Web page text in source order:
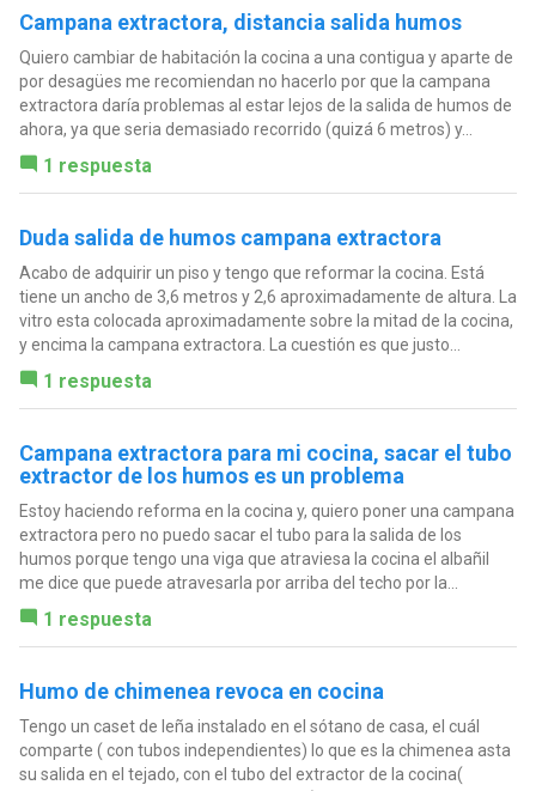
Campana extractora, distancia salida humos
Quiero cambiar de habitación la cocina a una contigua y aparte de
por desagües me recomiendan no hacerlo por que la campana
extractora daría problemas al estar lejos de la salida de humos de
ahora, ya que seria demasiado recorrido (quizá 6 metros) y...
1 respuesta
Duda salida de humos campana extractora
Acabo de adquirir un piso y tengo que reformar la cocina. Está
tiene un ancho de 3,6 metros y 2,6 aproximadamente de altura. La
vitro esta colocada aproximadamente sobre la mitad de la cocina,
y encima la campana extractora. La cuestión es que justo...
1 respuesta
Campana extractora para mi cocina, sacar el tubo
extractor de los humos es un problema
Estoy haciendo reforma en la cocina y, quiero poner una campana
extractora pero no puedo sacar el tubo para la salida de los
humos porque tengo una viga que atraviesa la cocina el albañil
me dice que puede atravesarla por arriba del techo por la...
1 respuesta
Humo de chimenea revoca en cocina
Tengo un caset de leña instalado en el sótano de casa, el cuál
comparte ( con tubos independientes) lo que es la chimenea asta
su salida en el tejado, con el tubo del extractor de la cocina(